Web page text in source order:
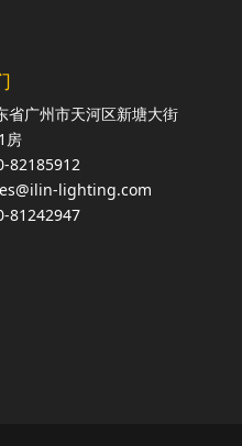
省广州市天河区新塘大街
房
82185912
lighting.com
81242947